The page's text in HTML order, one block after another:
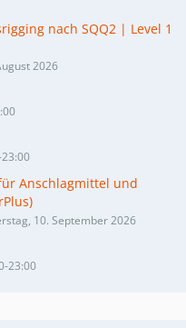
nach SQQ2 | Level 1
2026
Anschlagmittel und
10. September 2026
23:00